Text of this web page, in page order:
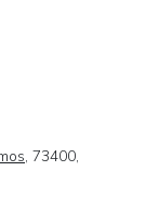
, 73400,